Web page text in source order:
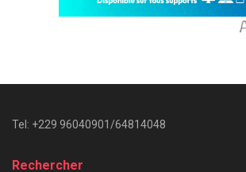
Tel: +229 96040901/64814048
Rechercher